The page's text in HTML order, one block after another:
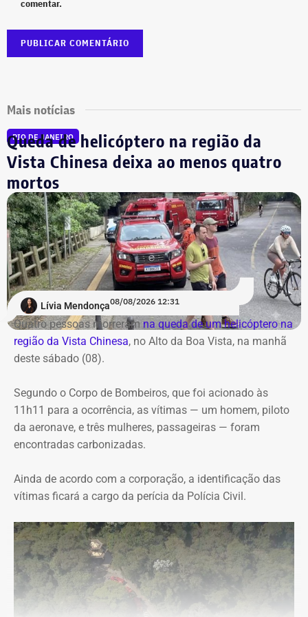
comentar.
Mais notícias
RIO DE JANEIRO
Queda de helicóptero na região da
Vista Chinesa deixa ao menos quatro
mortos
Lívia Mendonça08/08/2026 12:31
Quatro pessoas morreramna queda de um helicóptero na
região da Vista Chinesa, no Alto da Boa Vista, na manhã
deste sábado (08).
Segundo o Corpo de Bombeiros, que foi acionado às
11h11 para a ocorrência, as vítimas — um homem, piloto
da aeronave, e três mulheres, passageiras — foram
encontradas carbonizadas.
Ainda de acordo com a corporação, a identificação das
vítimas ficará a cargo da perícia da Polícia Civil.